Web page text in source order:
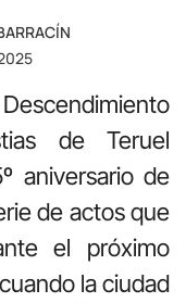
de Teruel
aniversario de
de actos que
el próximo
la ciudad